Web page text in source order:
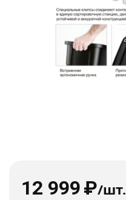
12 999₽/шт.